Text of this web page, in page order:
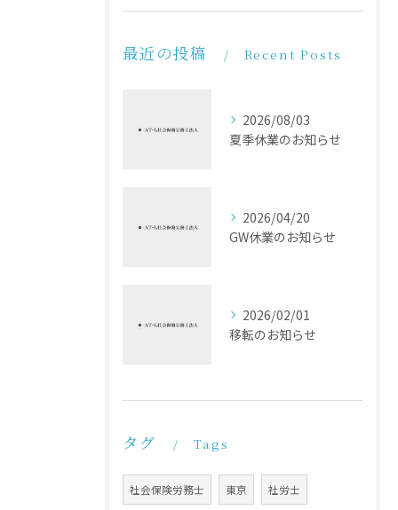
最近の投稿 Recent Posts
2026/08/03
夏季休業のお知らせ
2026/04/20
GW休業のお知らせ
2026/02/01
移転のお知らせ
タグ Tags
社会保険労務士 東京 社労士